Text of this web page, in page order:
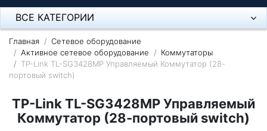
ВСЕ КАТЕГОРИИ
Микрофон
Напольные розетки
Пылесос
Главная
Сетевое оборудование
Активное сетевое оборудование
Коммутаторы
TP-Link TL-SG3428MP Управляемый Коммутатор (28-
портовый switch)
TP-Link TL-SG3428MP Управляемый
Коммутатор (28-портовый switch)